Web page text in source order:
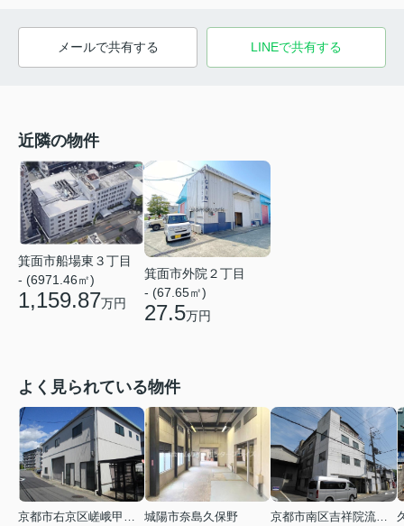
メールで共有する LINEで共有する
近隣の物件
箕面市船場東３丁目
- (6971.46㎡)
1,159.87万円
箕面市外院２丁目
- (67.65㎡)
27.5万円
よく見られている物件
京都市右京区嵯峨甲塚町
城陽市奈島久保野
京都市南区吉祥院流作町